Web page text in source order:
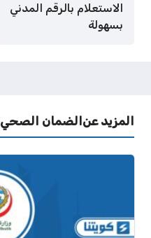
الاستعلام بالرقم المدني
بسهولة
المزيد عنالضمان الصحي